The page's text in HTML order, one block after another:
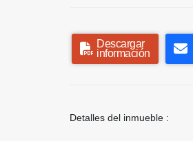
Descargar
información
Detalles del inmueble :